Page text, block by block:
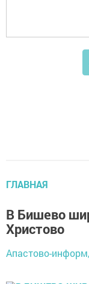
ГЛАВНАЯ
В Бишево
Христово
Апастово-информ,